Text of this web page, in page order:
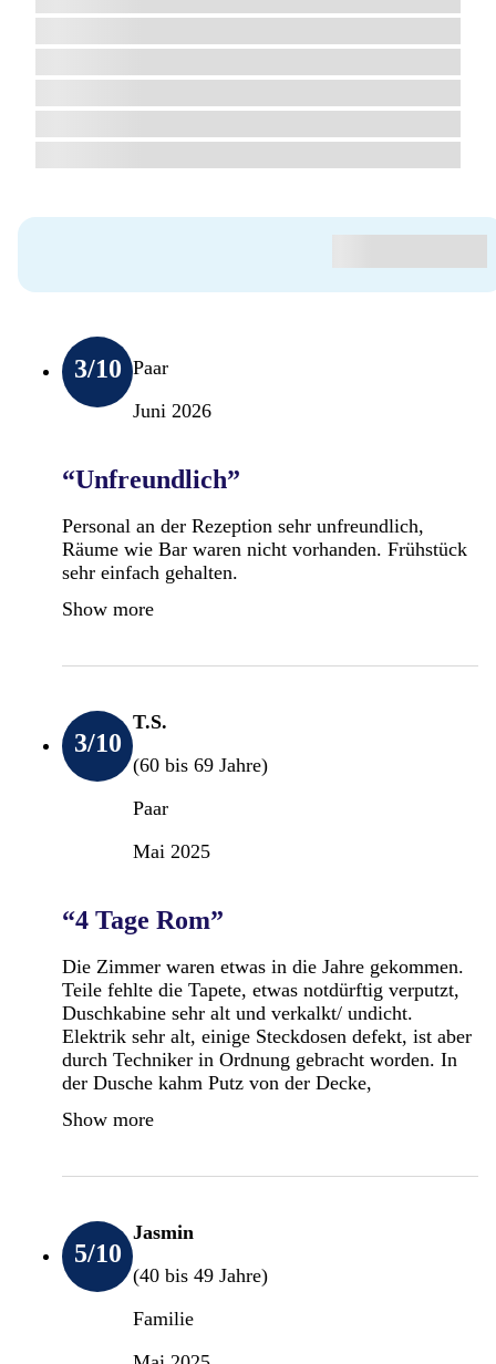
3/10 Paar
Juni 2026
“Unfreundlich”
Personal an der Rezeption sehr unfreundlich,
Räume wie Bar waren nicht vorhanden. Frühstück
sehr einfach gehalten.
Show more
3/10
T.S.
(60 bis 69 Jahre)
Paar
Mai 2025
“4 Tage Rom”
Die Zimmer waren etwas in die Jahre gekommen.
Teile fehlte die Tapete, etwas notdürftig verputzt,
Duschkabine sehr alt und verkalkt/ undicht.
Elektrik sehr alt, einige Steckdosen defekt, ist aber
durch Techniker in Ordnung gebracht worden. In
der Dusche kahm Putz von der Decke,
Show more
5/10
Jasmin
(40 bis 49 Jahre)
Familie